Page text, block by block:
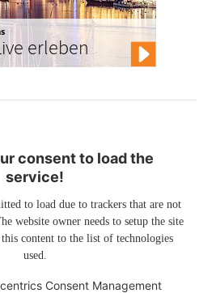
erleben
consent to load the
service!
to load due to trackers that are not
website owner needs to setup the site
content to the list of technologies
used.
Consent Management